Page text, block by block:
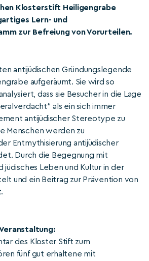
Klosterstift Heiligengrabe
Lern- und
zur Befreiung von Vorurteilen.
antijüdischen Gründungslegende
aufgeräumt. Sie wird so
dass sie Besucher in die Lage
als ein sich immer
antijüdischer Stereotype zu
Menschen werden zu
Entmythisierung antijüdischer
Durch die Begegnung mit
jüdisches Leben und Kultur in der
und ein Beitrag zur Prävention von
des Kloster Stift zum
fünf gut erhaltene mit